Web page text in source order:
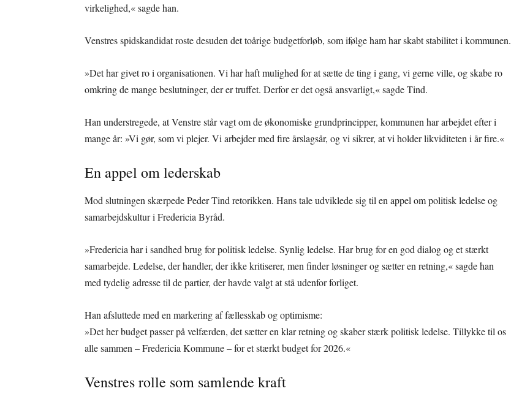
virkelighed,« sagde han.
Venstres spidskandidat roste desuden det toårige budgetforløb, som ifølge ham har skabt stabilitet i kommunen.
»Det har givet ro i organisationen. Vi har haft mulighed for at sætte de ting i gang, vi gerne ville, og skabe ro
omkring de mange beslutninger, der er truffet. Derfor er det også ansvarligt,« sagde Tind.
Han understregede, at Venstre står vagt om de økonomiske grundprincipper, kommunen har arbejdet efter i
mange år: »Vi gør, som vi plejer. Vi arbejder med fire årslagsår, og vi sikrer, at vi holder likviditeten i år fire.«
En appel om lederskab
Mod slutningen skærpede Peder Tind retorikken. Hans tale udviklede sig til en appel om politisk ledelse og
samarbejdskultur i Fredericia Byråd.
»Fredericia har i sandhed brug for politisk ledelse. Synlig ledelse. Har brug for en god dialog og et stærkt
samarbejde. Ledelse, der handler, der ikke kritiserer, men finder løsninger og sætter en retning,« sagde han
med tydelig adresse til de partier, der havde valgt at stå udenfor forliget.
Han afsluttede med en markering af fællesskab og optimisme:
»Det her budget passer på velfærden, det sætter en klar retning og skaber stærk politisk ledelse. Tillykke til os
alle sammen – Fredericia Kommune – for et stærkt budget for 2026.«
Venstres rolle som samlende kraft